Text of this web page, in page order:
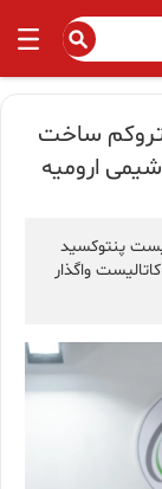
پتروکم ساخت
ارومیه
پنتوکسید
واگذار